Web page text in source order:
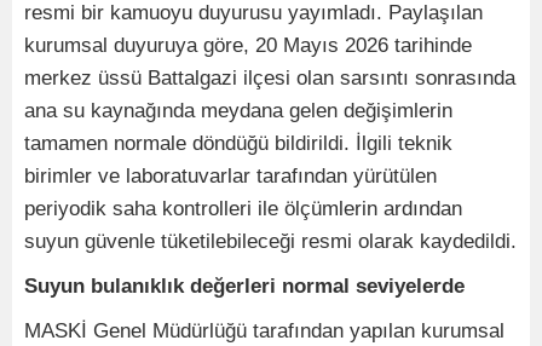
resmi bir kamuoyu duyurusu yayımladı. Paylaşılan
kurumsal duyuruya göre, 20 Mayıs 2026 tarihinde
merkez üssü Battalgazi ilçesi olan sarsıntı sonrasında
ana su kaynağında meydana gelen değişimlerin
tamamen normale döndüğü bildirildi. İlgili teknik
birimler ve laboratuvarlar tarafından yürütülen
periyodik saha kontrolleri ile ölçümlerin ardından
suyun güvenle tüketilebileceği resmi olarak kaydedildi.
Suyun bulanıklık değerleri normal seviyelerde
MASKİ Genel Müdürlüğü tarafından yapılan kurumsal